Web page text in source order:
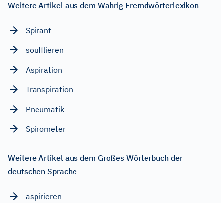
Weitere Artikel aus dem Wahrig Fremdwörterlexikon
Spirant
soufflieren
Aspiration
Transpiration
Pneumatik
Spirometer
Weitere Artikel aus dem Großes Wörterbuch der
deutschen Sprache
aspirieren